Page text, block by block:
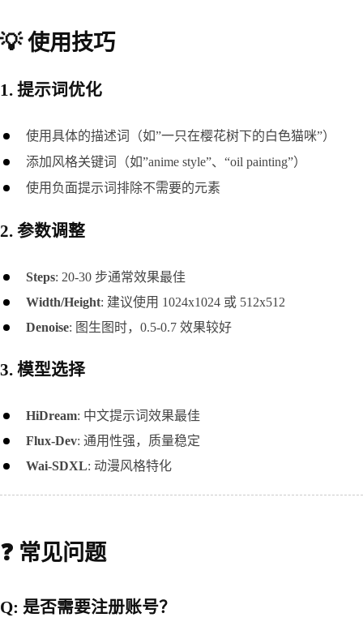
💡 使用技巧
1. 提示词优化
使用具体的描述词（如”一只在樱花树下的白色猫咪”）
添加风格关键词（如”anime style”、“oil painting”）
使用负面提示词排除不需要的元素
2. 参数调整
Steps: 20-30 步通常效果最佳
Width/Height: 建议使用 1024x1024 或 512x512
Denoise: 图生图时，0.5-0.7 效果较好
3. 模型选择
HiDream: 中文提示词效果最佳
Flux-Dev: 通用性强，质量稳定
Wai-SDXL: 动漫风格特化
❓ 常见问题
Q: 是否需要注册账号？